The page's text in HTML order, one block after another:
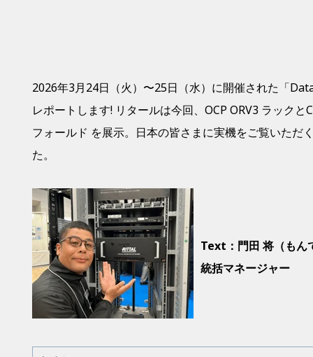
2026年3月24日（火）〜25日（水）に開催された「
レポートします! リタールは今回、 OCP ORV3 ラックと
フォールド を展示。日本の皆さまに実機をご覧いただ
た。
Text： 門田 将（も
統括マネージャー